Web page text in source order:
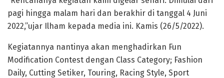
pagi hingga malam hari dan berakhir di tanggal 4 Juni
2022,”ujar Ilham kepada media ini. Kamis (26/5/2022).
Kegiatannya nantinya akan menghadirkan Fun
Modification Contest dengan Class Category; Fashion
Daily, Cutting Setiker, Touring, Racing Style, Sport